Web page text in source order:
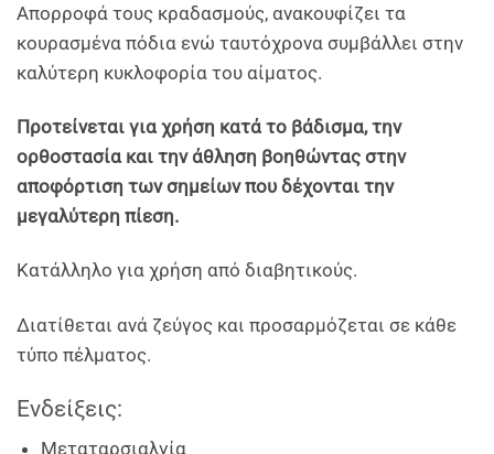
Απορροφά τους κραδασμούς, ανακουφίζει τα
κουρασμένα πόδια ενώ ταυτόχρονα συμβάλλει στην
καλύτερη κυκλοφορία του αίματος.
Προτείνεται για χρήση κατά το βάδισμα, την
ορθοστασία και την άθληση βοηθώντας στην
αποφόρτιση των σημείων που δέχονται την
μεγαλύτερη πίεση.
Κατάλληλο για χρήση από διαβητικούς.
Διατίθεται ανά ζεύγος και προσαρμόζεται σε κάθε
τύπο πέλματος.
Ενδείξεις:
Μεταταρσιαλγία